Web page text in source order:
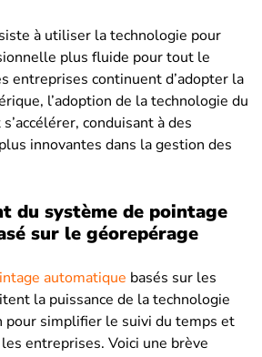
à utiliser la technologie pour
plus fluide pour tout le
entreprises continuent d’adopter la
l’adoption de la technologie du
conduisant à des
innovantes dans la gestion des
du système de pointage
sur le géorepérage
automatique basés sur les
la puissance de la technologie
pour simplifier le suivi du temps et
entreprises. Voici une brève